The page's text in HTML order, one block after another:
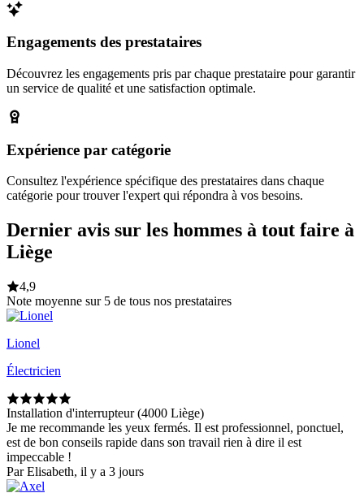
Engagements des prestataires
Découvrez les engagements pris par chaque prestataire pour garantir
un service de qualité et une satisfaction optimale.
Expérience par catégorie
Consultez l'expérience spécifique des prestataires dans chaque
catégorie pour trouver l'expert qui répondra à vos besoins.
Dernier avis sur les hommes à tout faire à
Liège
4,9
Note moyenne sur 5 de tous nos prestataires
Lionel
Électricien
Installation d'interrupteur (4000 Liège)
Je me recommande les yeux fermés. Il est professionnel, ponctuel,
est de bon conseils rapide dans son travail rien à dire il est
impeccable !
Par Elisabeth, il y a 3 jours